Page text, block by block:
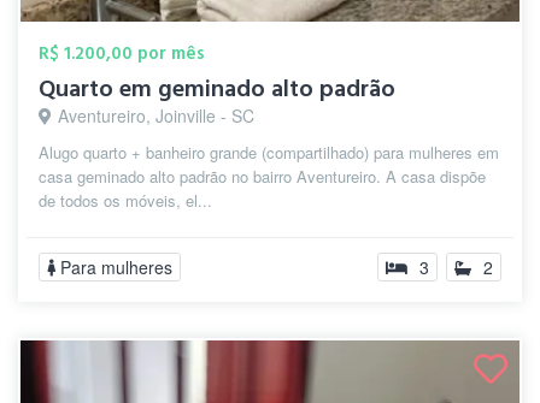
R$ 1.200,00 por mês
Quarto em geminado alto padrão
Aventureiro, Joinville - SC
Alugo quarto + banheiro grande (compartilhado) para mulheres em
casa geminado alto padrão no bairro Aventureiro. A casa dispõe
de todos os móveis, el...
Para mulheres 3 2